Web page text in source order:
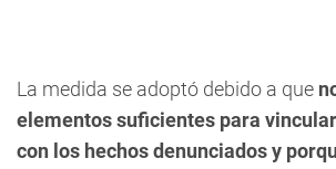
La medida se adoptó debido a que
elementos suficientes para
con los hechos denunciados y